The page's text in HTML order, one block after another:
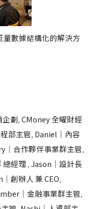
量數據結構化的解決方
企劃,CMoney 全曜財經
部主管, Daniel｜內容
｜合作夥伴事業群主管,
總經理,Jason｜設計長
｜創辦人 兼 CEO,
｜金融事業群主管,